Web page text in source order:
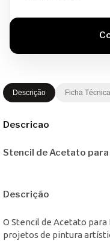
Descrição Ficha Técnica
Descricao
Stencil de Acetato
Descrição
O Stencil de Acetato
projetos de pintura